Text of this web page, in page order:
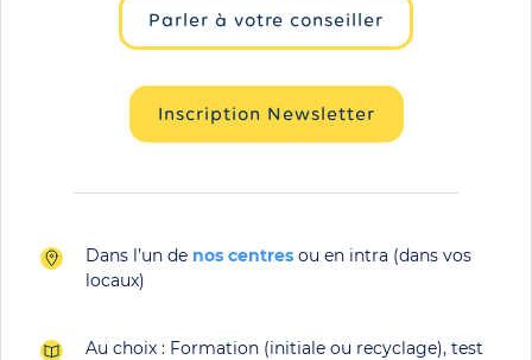
Parler à votre conseiller
Inscription Newsletter
Dans l’un de nos centresou en intra (dans vos
locaux)
Au choix : Formation (initiale ou recyclage), test